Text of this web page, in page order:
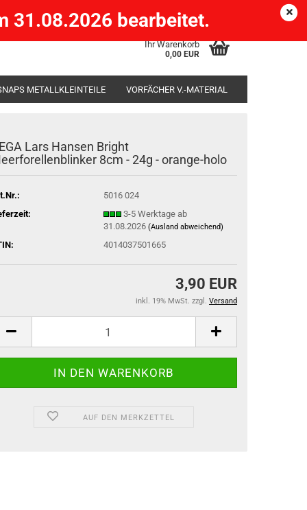
) Kundenlogin
Ihr Warenkorb
0,00 EUR
31.08.2026 bearbeitet.
METALLKLEINTEILE VORFÄCHER V.-MATERIAL
Lars Hansen Bright
8cm - 24g - orange-holo
5016 024
3-5 Werktage ab
31.08.2026 (Ausland abweichend)
4014037501665
3,90 EUR
inkl. 19% MwSt. zzgl. Versand
AUF DEN MERKZETTEL